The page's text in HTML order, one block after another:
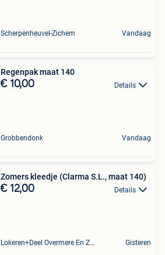
Scherpenheuvel-Zichem Vandaag
Regenpak maat 140
€ 10,00 Details
Grobbendonk Vandaag
Zomers kleedje (Clarma S.L., maat 140)
€ 12,00 Details
Lokeren+Deel Overmere En Zele Gisteren